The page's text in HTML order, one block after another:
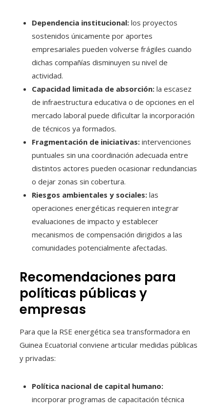
Dependencia institucional: los proyectos
sostenidos únicamente por aportes
empresariales pueden volverse frágiles cuando
dichas compañías disminuyen su nivel de
actividad.
Capacidad limitada de absorción: la escasez
de infraestructura educativa o de opciones en el
mercado laboral puede dificultar la incorporación
de técnicos ya formados.
Fragmentación de iniciativas: intervenciones
puntuales sin una coordinación adecuada entre
distintos actores pueden ocasionar redundancias
o dejar zonas sin cobertura.
Riesgos ambientales y sociales: las
operaciones energéticas requieren integrar
evaluaciones de impacto y establecer
mecanismos de compensación dirigidos a las
comunidades potencialmente afectadas.
Recomendaciones para
políticas públicas y
empresas
Para que la RSE energética sea transformadora en
Guinea Ecuatorial conviene articular medidas públicas
y privadas:
Política nacional de capital humano:
incorporar programas de capacitación técnica